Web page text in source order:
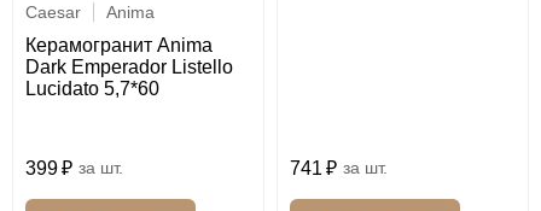
Caesar Anima
Керамогранит Anima
Dark Emperador Listello
Lucidato 5,7*60
399 шт. 741 шт.